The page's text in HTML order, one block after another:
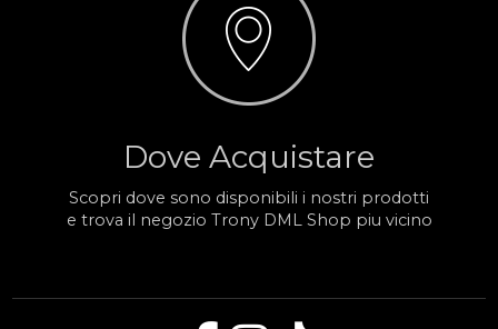
Dove Acquistare
Scopri dove sono disponibili i nostri prodotti
e trova il negozio Trony DML Shop piu vicino